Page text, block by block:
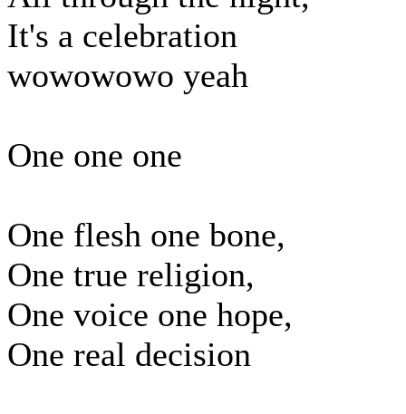
It's a celebration
wowowowo yeah
One one one
One flesh one bone,
One true religion,
One voice one hope,
One real decision